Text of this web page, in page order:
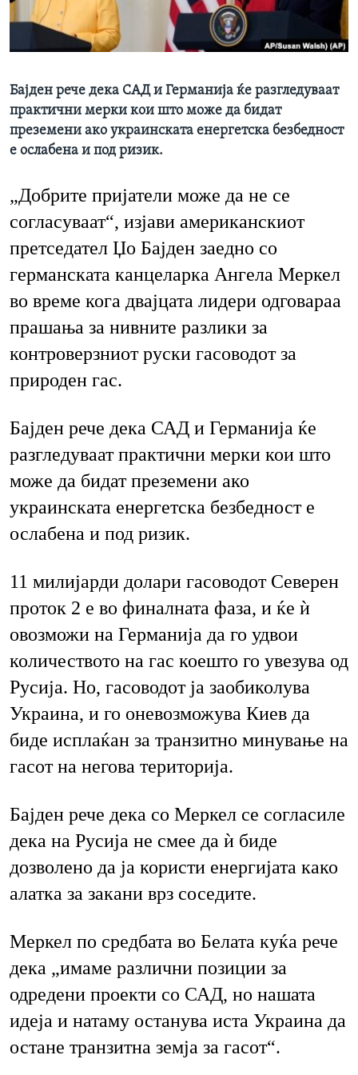
ИНТЕРВЈУА
Јазици
Бајден рече дека САД и Германија ќе разгледуваат
практични мерки кои што може да бидат
преземени ако украинската енергетска безбедност
е ослабена и под ризик.
„Добрите пријатели може да не се
согласуваат“, изјави американскиот
претседател Џо Бајден заедно со
германската канцеларка Ангела Меркел
во време кога двајцата лидери одговараа
прашања за нивните разлики за
контроверзниот руски гасоводот за
природен гас.
Бајден рече дека САД и Германија ќе
разгледуваат практични мерки кои што
може да бидат преземени ако
украинската енергетска безбедност е
ослабена и под ризик.
11 милијарди долари гасоводот Северен
проток 2 е во финалната фаза, и ќе ѝ
овозможи на Германија да го удвои
количеството на гас коешто го увезува од
Русија. Но, гасоводот ја заобиколува
Украина, и го оневозможува Киев да
биде исплаќан за транзитно минување на
гасот на негова територија.
Бајден рече дека со Меркел се согласиле
дека на Русија не смее да ѝ биде
дозволено да ја користи енергијата како
алатка за закани врз соседите.
Меркел по средбата во Белата куќа рече
дека „имаме различни позиции за
одредени проекти со САД, но нашата
идеја и натаму останува иста Украина да
остане транзитна земја за гасот“.